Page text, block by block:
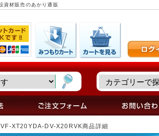
材販売のあかり通販
XT20YDA-DV-X20RVK商品詳細